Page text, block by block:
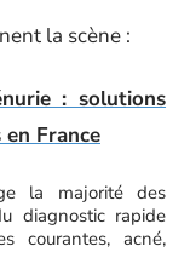
la scène :
: solutions
France
la majorité des
diagnostic rapide
courantes, acné,